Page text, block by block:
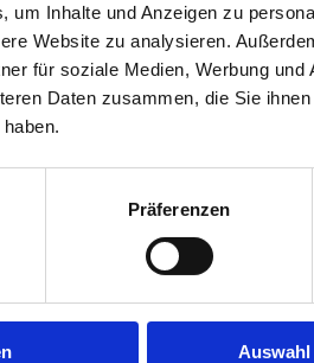
um Inhalte und Anzeigen zu
Website zu analysieren.
für soziale Medien, Werbung
Daten zusammen, die Sie
Präferenzen
Auswahl
exception has occurred while